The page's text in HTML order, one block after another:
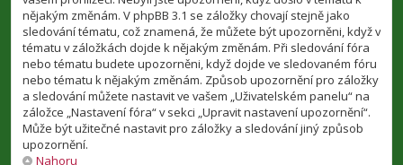
nějakým změnám. V phpBB 3.1 se záložky chovají stejně jako
sledování tématu, což znamená, že můžete být upozorněni, když v
tématu v záložkách dojde k nějakým změnám. Při sledování fóra
nebo tématu budete upozorněni, když dojde ve sledovaném fóru
nebo tématu k nějakým změnám. Způsob upozornění pro záložky
a sledování můžete nastavit ve vašem „Uživatelském panelu“ na
záložce „Nastavení fóra“ v sekci „Upravit nastavení upozornění“.
Může být užitečné nastavit pro záložky a sledování jiný způsob
upozornění.
Nahoru